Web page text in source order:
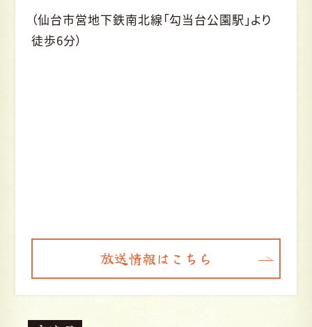
（仙台市営地下鉄南北線「勾当台公園駅」より
徒歩6分）
放送情報はこちら